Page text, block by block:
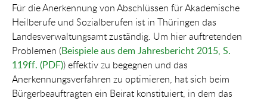
Für die Anerkennung von Abschlüssen für Akademische
Heilberufe und Sozialberufen ist in Thüringen das
Landesverwaltungsamt zuständig. Um hier auftretenden
Problemen (Beispiele aus dem Jahresbericht 2015, S.
119ff. (PDF)) effektiv zu begegnen und das
Anerkennungsverfahren zu optimieren, hat sich beim
Bürgerbeauftragten ein Beirat konstituiert, in dem das